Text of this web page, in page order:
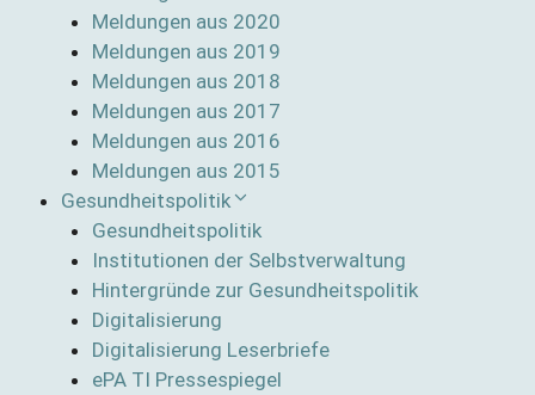
Meldungen aus 2020
Meldungen aus 2019
Meldungen aus 2018
Meldungen aus 2017
Meldungen aus 2016
Meldungen aus 2015
Gesundheitspolitik
Gesundheitspolitik
Institutionen der Selbstverwaltung
Hintergründe zur Gesundheitspolitik
Digitalisierung
Digitalisierung Leserbriefe
ePA TI Pressespiegel